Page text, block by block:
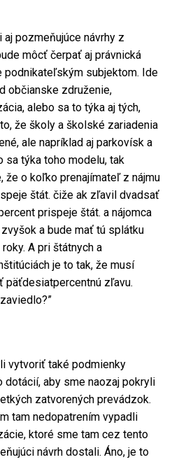
pozmeňujúce návrhy z
môcť čerpať aj právnická
podnikateľským subjektom. Ide
občianske združenie,
alebo sa to týka aj tých,
že školy a školské zariadenia
ale napríklad aj parkovísk a
sa týka toho modelu, tak
že o koľko prenajímateľ z nájmu
štát. čiže ak zľavil dvadsať
prispeje štát. a nájomca
a bude mať tú splátku
A pri štátnych a
je to tak, že musí
päťdesiatpercentnú zľavu.
vytvoriť také podmienky
dotácií, aby sme naozaj pokryli
zatvorených prevádzok.
tam nedopatrením vypadli
ktoré sme tam cez tento
návrh dostali. Áno, je to